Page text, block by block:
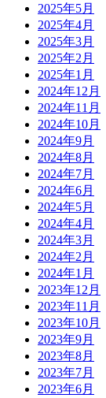
2025年5月
2025年4月
2025年3月
2025年2月
2025年1月
2024年12月
2024年11月
2024年10月
2024年9月
2024年8月
2024年7月
2024年6月
2024年5月
2024年4月
2024年3月
2024年2月
2024年1月
2023年12月
2023年11月
2023年10月
2023年9月
2023年8月
2023年7月
2023年6月